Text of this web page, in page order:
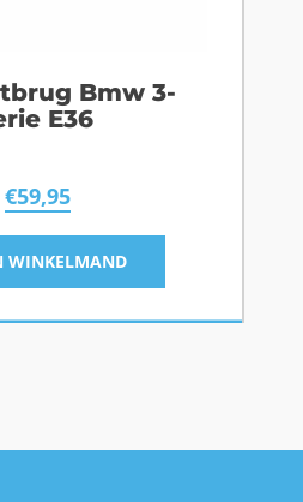
Bmw 3-
E36
€59,95
WINKELMAND